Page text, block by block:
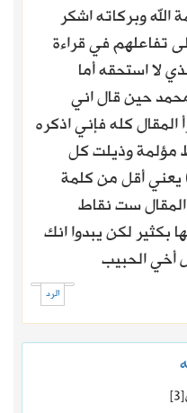
وبركاته اشكر
تفاعلهم في قراءة
لا استحقه أما
حين قال اني
المقال كله فإني اذكره
وذيلت كل
أقل من كلمة
المقال ست نقاط
لكن يبدوا انك
أخي الحبيب
الرد
[3]